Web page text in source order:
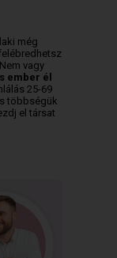
még
vagy
ember él
25-69
többségük
el társat